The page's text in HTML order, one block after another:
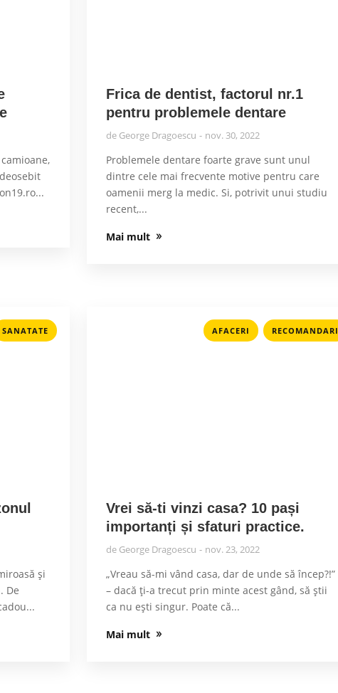
Frica de dentist, factorul nr.1
pentru problemele dentare
de George Dragoescu nov. 30, 2022
Problemele dentare foarte grave sunt unul
dintre cele mai frecvente motive pentru care
oamenii merg la medic. Si, potrivit unui studiu
recent,...
Mai mult
SANATATE
şi
De
AFACERI , RECOMANDARI
Vrei să-ti vinzi casa? 10 pași
importanți și sfaturi practice.
de George Dragoescu nov. 23, 2022
„Vreau să-mi vând casa, dar de unde să încep?!”
– dacă ți-a trecut prin minte acest gând, să știi
ca nu ești singur. Poate că...
Mai mult